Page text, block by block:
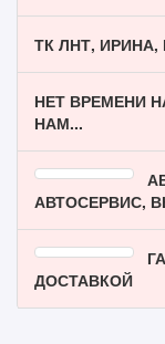
ТК ЛНТ, ИРИНА,
НЕТ ВРЕМЕНИ
НАМ...
АВТОСЕРВИС,
ДОСТАВКОЙ